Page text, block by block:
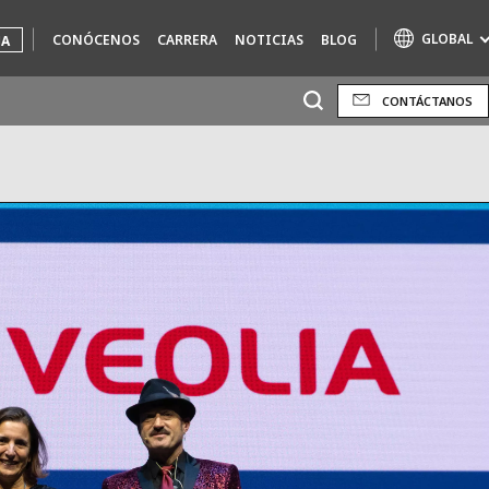
CONÓCENOS CARRERA NOTICIAS BLOG GLOBAL
AIR QUALITY
INDUSTRIAS SOLUCIONES GLOBALES
NUCLEAR SOLUTIONS
OFIS
SEDE BENELUX
VEOLIA AGRICULTURE
CONTÁCTANOS